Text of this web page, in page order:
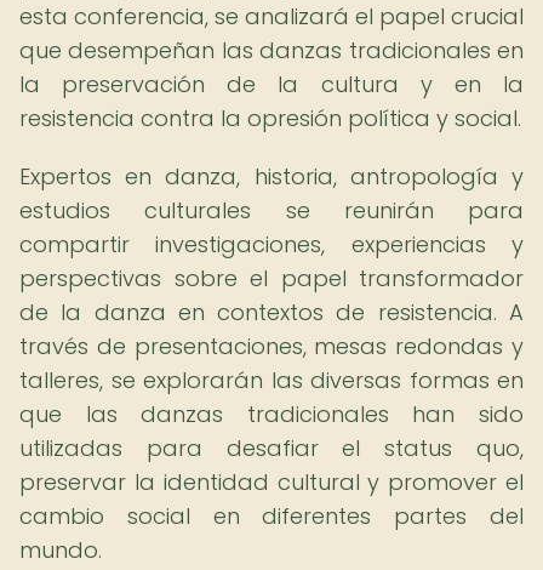
esta conferencia, se analizará el papel crucial
que desempeñan las danzas tradicionales en
la preservación de la cultura y en la
resistencia contra la opresión política y social.
Expertos en danza, historia, antropología y
estudios culturales se reunirán para
compartir investigaciones, experiencias y
perspectivas sobre el papel transformador
de la danza en contextos de resistencia. A
través de presentaciones, mesas redondas y
talleres, se explorarán las diversas formas en
que las danzas tradicionales han sido
utilizadas para desafiar el status quo,
preservar la identidad cultural y promover el
cambio social en diferentes partes del
mundo.